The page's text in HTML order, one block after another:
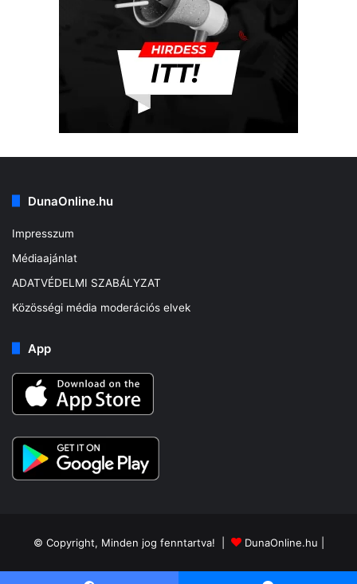
DunaOnline.hu
Impresszum
Médiaajánlat
ADATVÉDELMI SZABÁLYZAT
Közösségi média moderációs elvek
App
© Copyright, Minden jog fenntartva! | DunaOnline.hu